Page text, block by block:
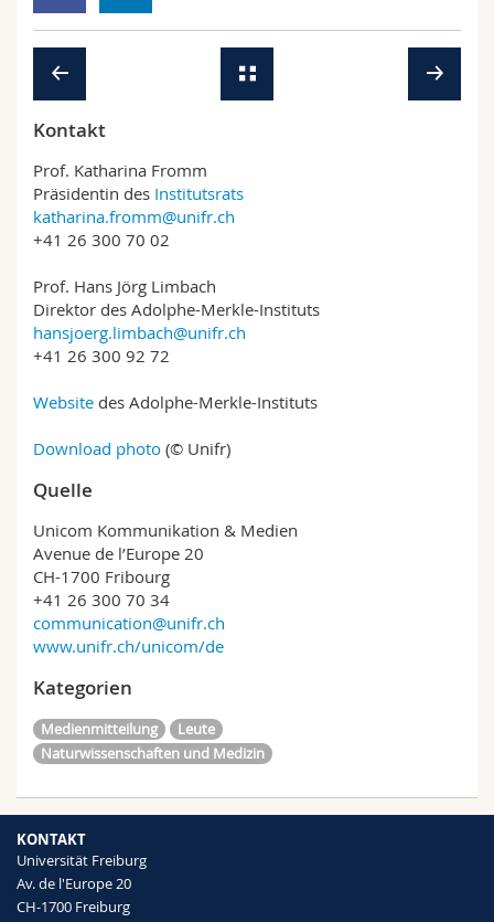
Kontakt
Prof. Katharina Fromm
Präsidentin des Institutsrats
katharina.fromm@unifr.ch
+41 26 300 70 02
Prof. Hans Jörg Limbach
Direktor des Adolphe-Merkle-Instituts
hansjoerg.limbach@unifr.ch
+41 26 300 92 72
Website des Adolphe-Merkle-Instituts
Download photo (© Unifr)
Quelle
Unicom Kommunikation & Medien
Avenue de l’Europe 20
CH-1700 Fribourg
+41 26 300 70 34
communication@unifr.ch
www.unifr.ch/unicom/de
Kategorien
Medienmitteilung
Leute
Naturwissenschaften und Medizin
KONTAKT
Universität Freiburg
Av. de l'Europe 20
CH-1700 Freiburg